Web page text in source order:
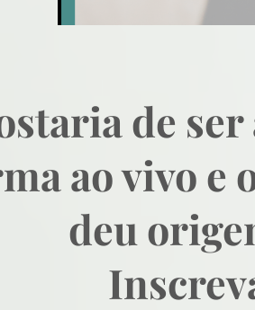
de
ao vivo e
deu